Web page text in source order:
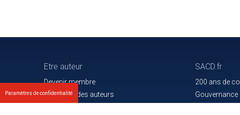
Etre auteur
Devenir membre
Les droits des auteurs
SACD.fr
200 ans de
Gouvernance
Paramètres de confidentialité